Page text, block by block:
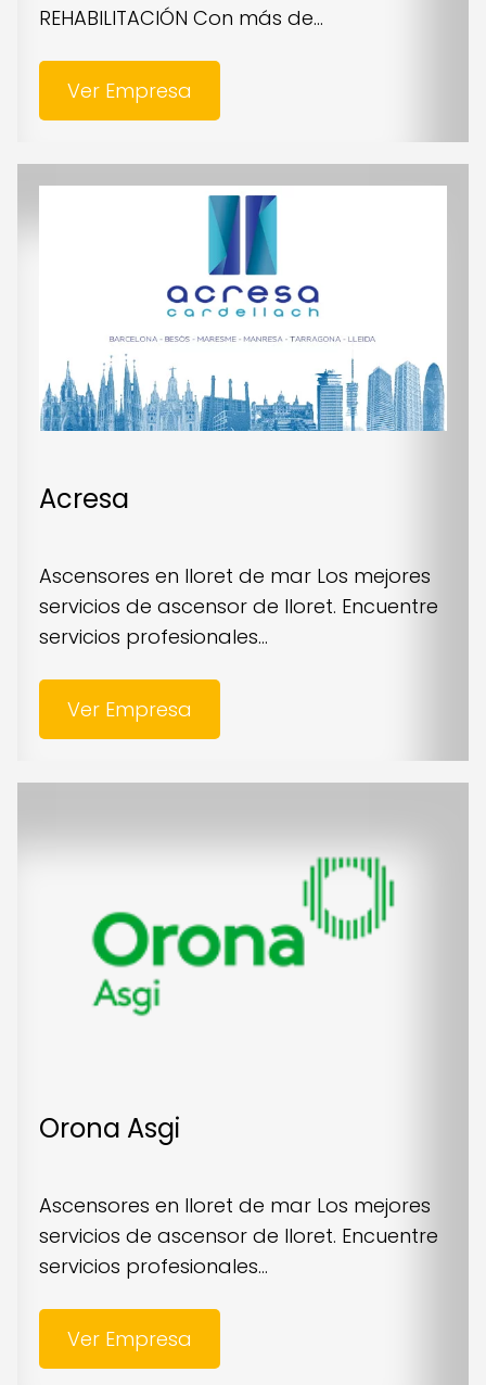
REHABILITACIÓN Con más de...
Ver Empresa
Acresa
Ascensores en lloret de mar Los mejores
servicios de ascensor de lloret. Encuentre
servicios profesionales...
Ver Empresa
Orona Asgi
Ascensores en lloret de mar Los mejores
servicios de ascensor de lloret. Encuentre
servicios profesionales...
Ver Empresa